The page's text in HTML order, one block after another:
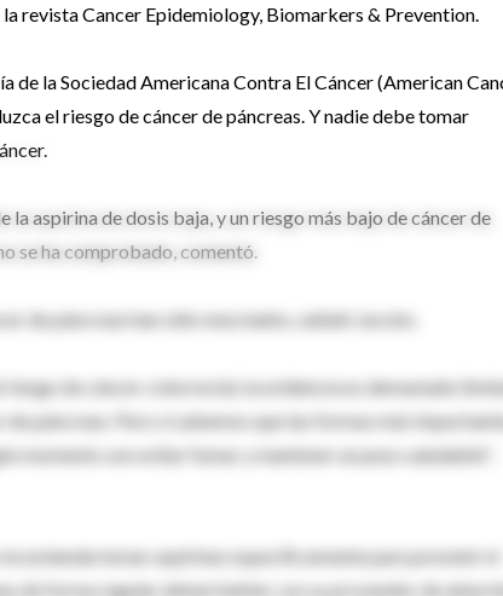
revista Cancer Epidemiology, Biomarkers & Prevention.
la Sociedad Americana Contra El Cáncer (American
el riesgo de cáncer de páncreas. Y nadie debe tomar
aspirina de dosis baja, y un riesgo más bajo de cáncer de
se ha comprobado, comentó.
de páncreas han sido mezclados, señaló Jacobs.
riesgo de cáncer colorrectal, la evidencia es demasiado
páncreas. Pero sí sabemos que las formas más
momento son evitar fumar y mantener un peso saludable",
tomar aspirinas específicamente para prevenir el
de forma regular deben hablar con su proveedor de